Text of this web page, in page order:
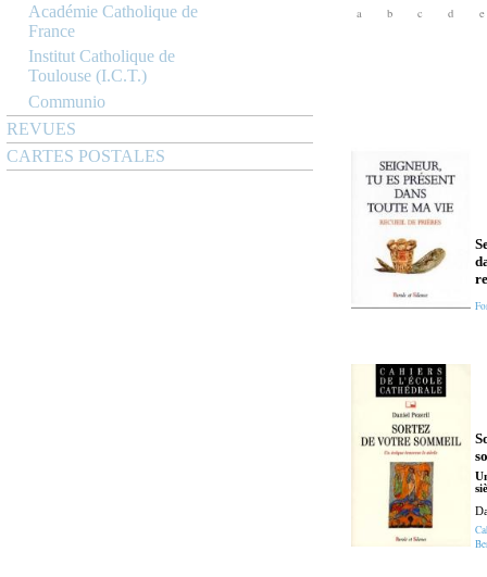
Académie Catholique de
France
Institut Catholique de
Toulouse (I.C.T.)
Communio
REVUES
CARTES POSTALES
a b c d e